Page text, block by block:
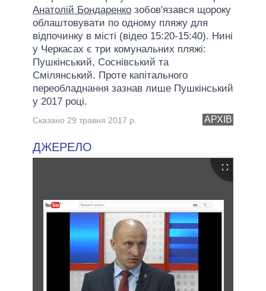
ВСІ ПЕРСОНИ
Анатолій Бондаренко зобов'язався щороку
облаштовувати по одному пляжу для
відпочинку в місті (відео 15:20-15:40). Нині
у Черкасах є три комунальних пляжі:
Пушкінський, Соснівський та
Смілянський. Проте капітального
переобладнання зазнав лише Пушкінський
у 2017 році.
АРХІВ
Сказано 29 травня 2017 р.
ДЖЕРЕЛО